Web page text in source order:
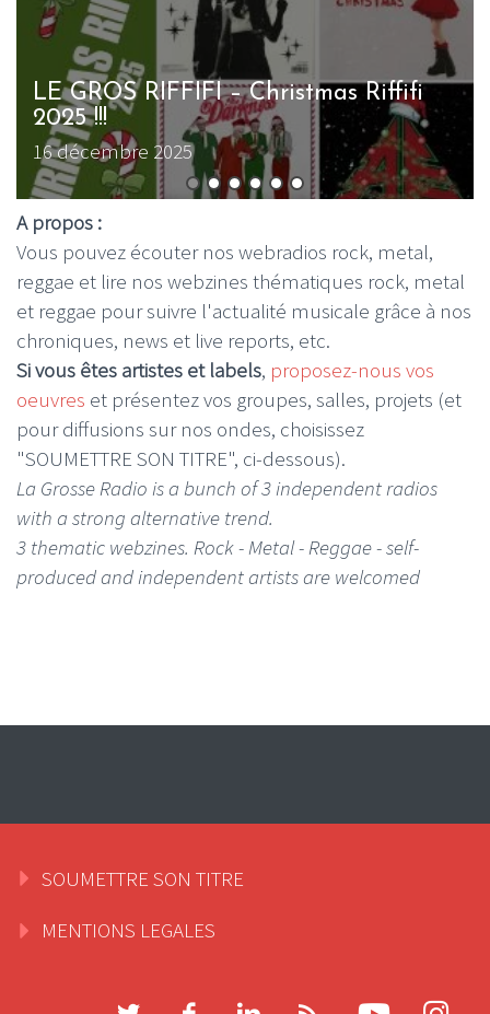
LE GROS RIFFIFI – Christmas Riffifi
2025 !!!
16 décembre 2025
A propos :
Vous pouvez écouter nos webradios rock, metal,
reggae et lire nos webzines thématiques rock, metal
et reggae pour suivre l'actualité musicale grâce à nos
chroniques, news et live reports, etc.
Si vous êtes artistes et labels, proposez-nous vos
oeuvres et présentez vos groupes, salles, projets (et
pour diffusions sur nos ondes, choisissez
"SOUMETTRE SON TITRE", ci-dessous).
La Grosse Radio is a bunch of 3 independent radios
with a strong alternative trend.
3 thematic webzines. Rock - Metal - Reggae - self-
produced and independent artists are welcomed
SOUMETTRE SON TITRE
MENTIONS LEGALES